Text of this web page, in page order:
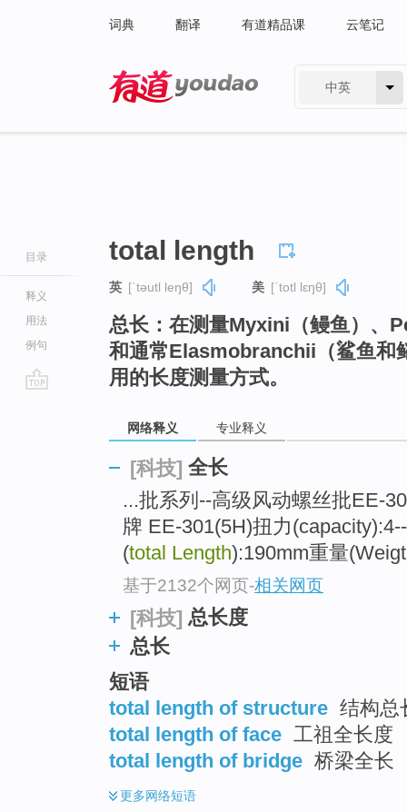
词典 翻译 有道精品课 云笔记
中英
目录
释义
用法
例句
total length
英 [ˈtəutl leŋθ] 美 [ˈtotl lɛŋθ]
总长：在测量Myxini（鳗鱼）、
和通常Elasmobranchii（鲨鱼和
用的长度测量方式。
网络释义 专业释义
[科技] 全长
...批系列--高级风动螺丝批EE-
牌 EE-301(5H)扭力
(total Length):190mm重量
基于2132个网页-相关网页
[科技] 总长度
总长
短语
total length of structure 结构总
total length of face 工祖全长度
total length of bridge 桥梁全长
更多网络短语